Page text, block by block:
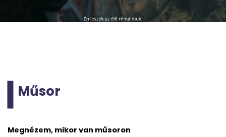
Műsor
Megnézem, mikor van műsoron